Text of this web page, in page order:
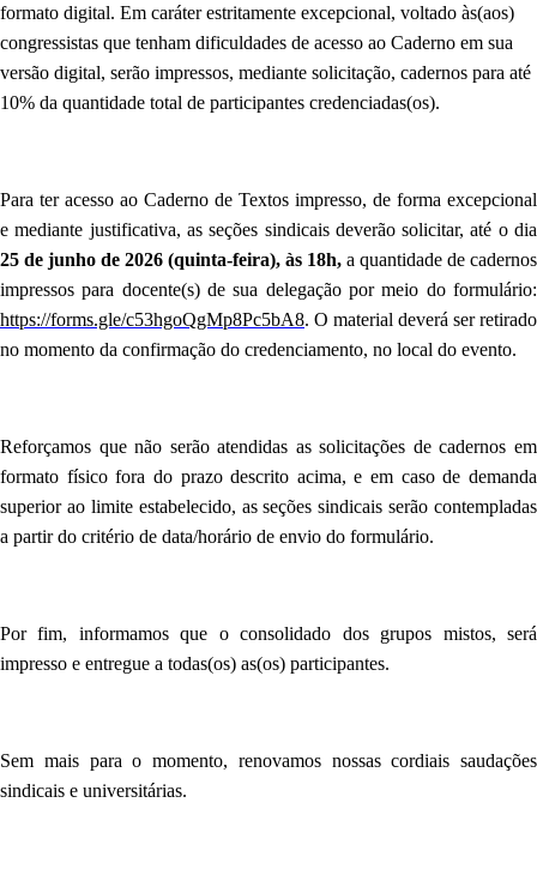
formato digital. Em caráter estritamente excepcional, voltado às(aos)
congressistas que tenham dificuldades de acesso ao Caderno em sua
versão digital, serão impressos, mediante solicitação, cadernos para até
10% da quantidade total de participantes credenciadas(os).
Para ter acesso ao Caderno de Textos impresso, de forma excepcional
e mediante justificativa, as seções sindicais deverão solicitar, até o dia
25 de junho de 2026 (quinta-feira), às 18h, a quantidade de cadernos
impressos para docente(s) de sua delegação por meio do formulário:
https://forms.gle/c53hgoQgMp8Pc5bA8. O material deverá ser retirado
no momento da confirmação do credenciamento, no local do evento.
Reforçamos que não serão atendidas as solicitações de cadernos em
formato físico fora do prazo descrito acima, e em caso de demanda
superior ao limite estabelecido, as seções sindicais serão contempladas
a partir do critério de data/horário de envio do formulário.
Por fim, informamos que o consolidado dos grupos mistos, será
impresso e entregue a todas(os) as(os) participantes.
Sem mais para o momento, renovamos nossas cordiais saudações
sindicais e universitárias.